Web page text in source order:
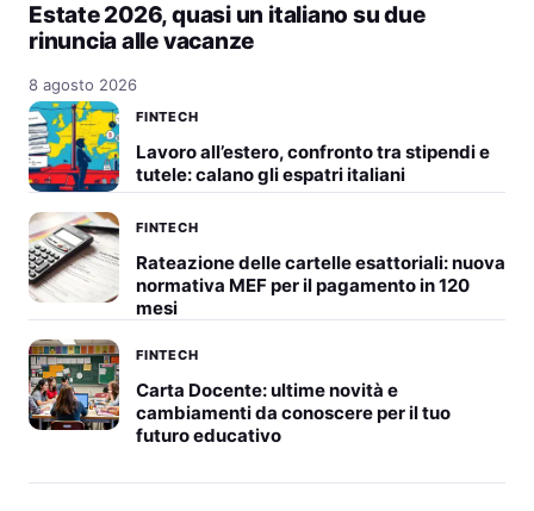
Estate 2026, quasi un italiano su due
rinuncia alle vacanze
8 agosto 2026
FINTECH
Lavoro all’estero, confronto tra stipendi e
tutele: calano gli espatri italiani
FINTECH
Rateazione delle cartelle esattoriali: nuova
normativa MEF per il pagamento in 120
mesi
FINTECH
Carta Docente: ultime novità e
cambiamenti da conoscere per il tuo
futuro educativo